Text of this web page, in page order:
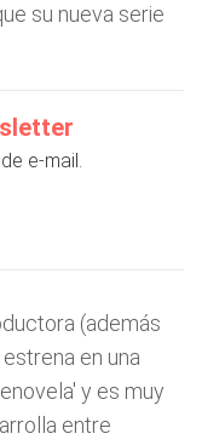
su nueva serie
e-mail.
(además
en una
y es muy
entre